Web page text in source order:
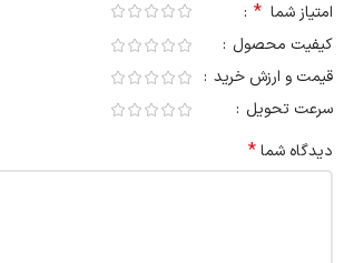
امتیاز شما *
کیفیت محصول
قیمت و ارزش خرید
سرعت تحویل
دیدگاه شما*